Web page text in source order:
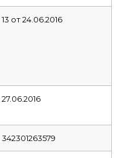
13 от 24.06.2016
27.06.2016
342301263579